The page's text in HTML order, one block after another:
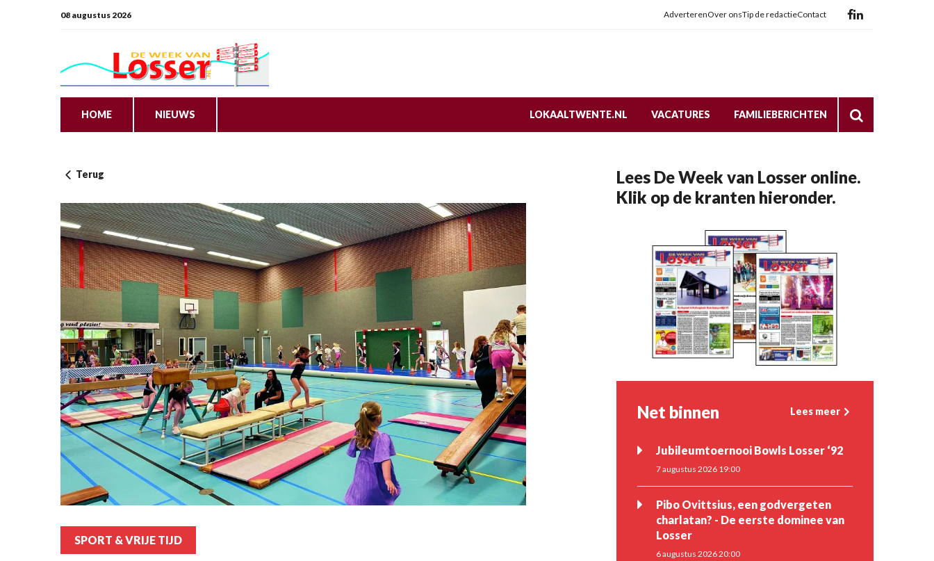
08 augustus 2026 AdverterenOver onsTip de redactieContact
HOME NIEUWS LOKAALTWENTE.NL VACATURES FAMILIEBERICHTEN
Terug
SPORT & VRIJE TIJD
Lees De Week van Losser online.
Klik op de kranten hieronder.
Net binnen Lees meer
Jubileumtoernooi Bowls Losser ‘92
7 augustus 2026 19:00
Pibo Ovittsius, een godvergeten
charlatan? - De eerste dominee van
Losser
6 augustus 2026 20:00